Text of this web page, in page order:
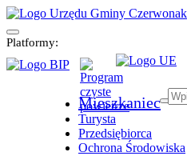
Platformy:
Mieszkaniec
Turysta
Przedsiębiorca
Ochrona Środowiska